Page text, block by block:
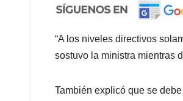
“A los niveles directivos
sostuvo la ministra mientras
También explicó que se